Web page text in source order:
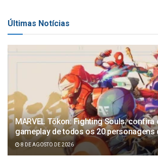
Últimas Notícias
MARVEL Tōkon: Fighting Souls: confira
gameplay de todos os 20 personagens
8 DE AGOSTO DE 2026